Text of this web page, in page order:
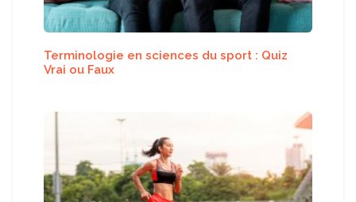
Terminologie en sciences du sport : Quiz
Vrai ou Faux